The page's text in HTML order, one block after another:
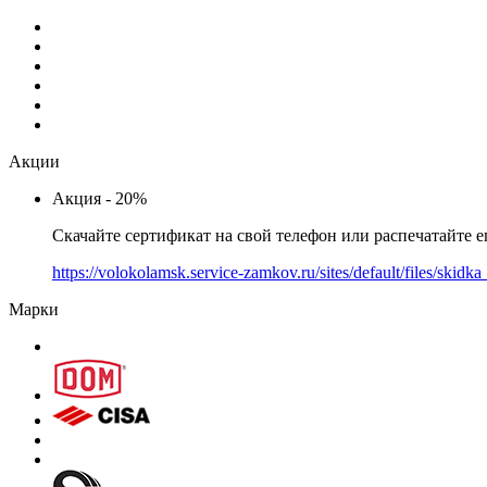
Акции
Акция - 20%
Скачайте сертификат на свой телефон или распечатайте
https://volokolamsk.service-zamkov.ru/sites/default/files/
Марки